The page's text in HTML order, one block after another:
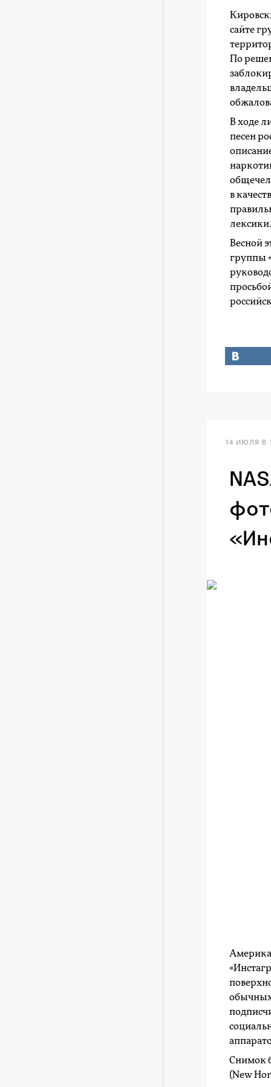
сайте
По
В ходе
песен
в
Весной
группы
14 ИЮЛЯ В
обычных
Снимок
(New